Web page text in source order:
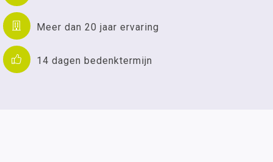
Meer dan 20 jaar ervaring
14 dagen bedenktermijn